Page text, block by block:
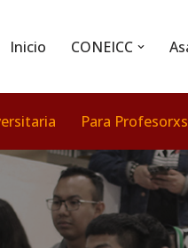
Inicio CONEICC
Para Profesorxs